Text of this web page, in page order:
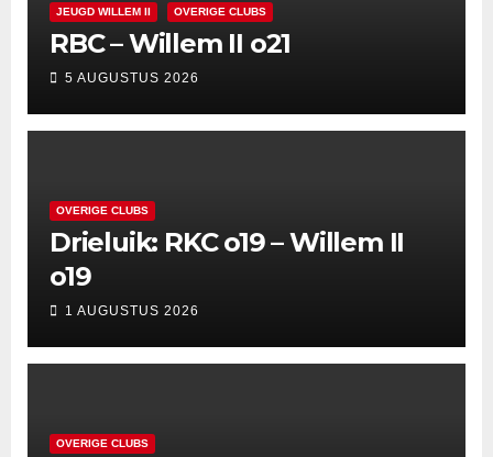
JEUGD WILLEM II OVERIGE CLUBS
RBC – Willem II o21
5 AUGUSTUS 2026
OVERIGE CLUBS
Drieluik: RKC o19 – Willem II
o19
1 AUGUSTUS 2026
OVERIGE CLUBS